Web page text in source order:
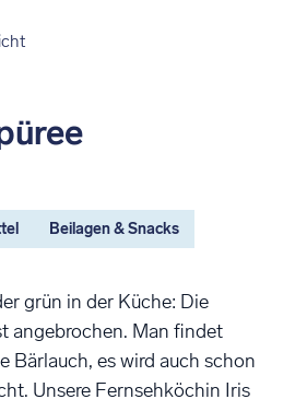
Beilagen & Snacks
grün in der Küche: Die
angebrochen. Man findet
Bärlauch, es wird auch schon
Unsere Fernsehköchin Iris